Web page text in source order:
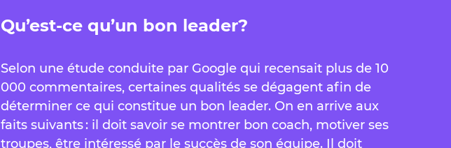
Qu’est-ce qu’un bon leader?
Selon une étude conduite par Google qui recensait plus de 10
000 commentaires, certaines qualités se dégagent afin de
déterminer ce qui constitue un bon leader. On en arrive aux
faits suivants : il doit savoir se montrer bon coach, motiver ses
troupes, être intéressé par le succès de son équipe. Il doit